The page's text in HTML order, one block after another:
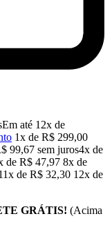
Em até 12x de
1x de R$ 299,00
99,67 sem juros4x de
de R$ 47,97 8x de
de R$ 32,30 12x de
GRÁTIS! (Acima